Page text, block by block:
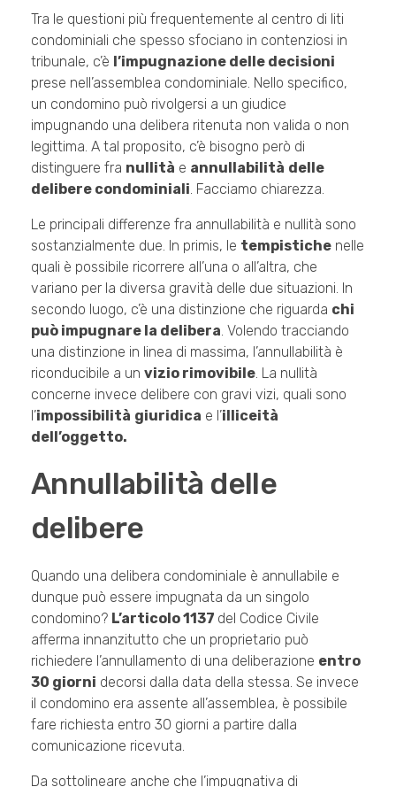
Tra le questioni più frequentemente al centro di liti
condominiali che spesso sfociano in contenziosi in
tribunale, c’è l’impugnazione delle decisioni
prese nell’assemblea condominiale. Nello specifico,
un condomino può rivolgersi a un giudice
impugnando una delibera ritenuta non valida o non
legittima. A tal proposito, c’è bisogno però di
distinguere fra nullità e annullabilità delle
delibere condominiali. Facciamo chiarezza.
Le principali differenze fra annullabilità e nullità sono
sostanzialmente due. In primis, le tempistiche nelle
quali è possibile ricorrere all’una o all’altra, che
variano per la diversa gravità delle due situazioni. In
secondo luogo, c’è una distinzione che riguarda chi
può impugnare la delibera. Volendo tracciando
una distinzione in linea di massima, l’annullabilità è
riconducibile a un vizio rimovibile. La nullità
concerne invece delibere con gravi vizi, quali sono
l’impossibilità giuridica e l’illiceità
dell’oggetto.
Annullabilità delle
delibere
Quando una delibera condominiale è annullabile e
dunque può essere impugnata da un singolo
condomino? L’articolo 1137 del Codice Civile
afferma innanzitutto che un proprietario può
richiedere l’annullamento di una deliberazione entro
30 giorni decorsi dalla data della stessa. Se invece
il condomino era assente all’assemblea, è possibile
fare richiesta entro 30 giorni a partire dalla
comunicazione ricevuta.
Da sottolineare anche che l’impugnativa di